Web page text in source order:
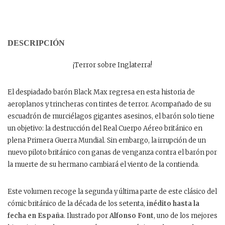
DESCRIPCIÓN
¡Terror sobre Inglaterra!
El despiadado barón Black Max regresa en esta historia de
aeroplanos y trincheras con tintes de terror. Acompañado de su
escuadrón de murciélagos gigantes asesinos, el barón solo tiene
un objetivo: la destrucción del Real Cuerpo Aéreo británico en
plena Primera Guerra Mundial. Sin embargo, la irrupción de un
nuevo piloto británico con ganas de venganza contra el barón por
la muerte de su hermano cambiará el viento de la contienda.
Este volumen recoge la segunda y última parte de este clásico del
cómic británico de la década de los setenta, inédito hasta la
fecha en España. Ilustrado porAlfonso Font, uno de los mejores